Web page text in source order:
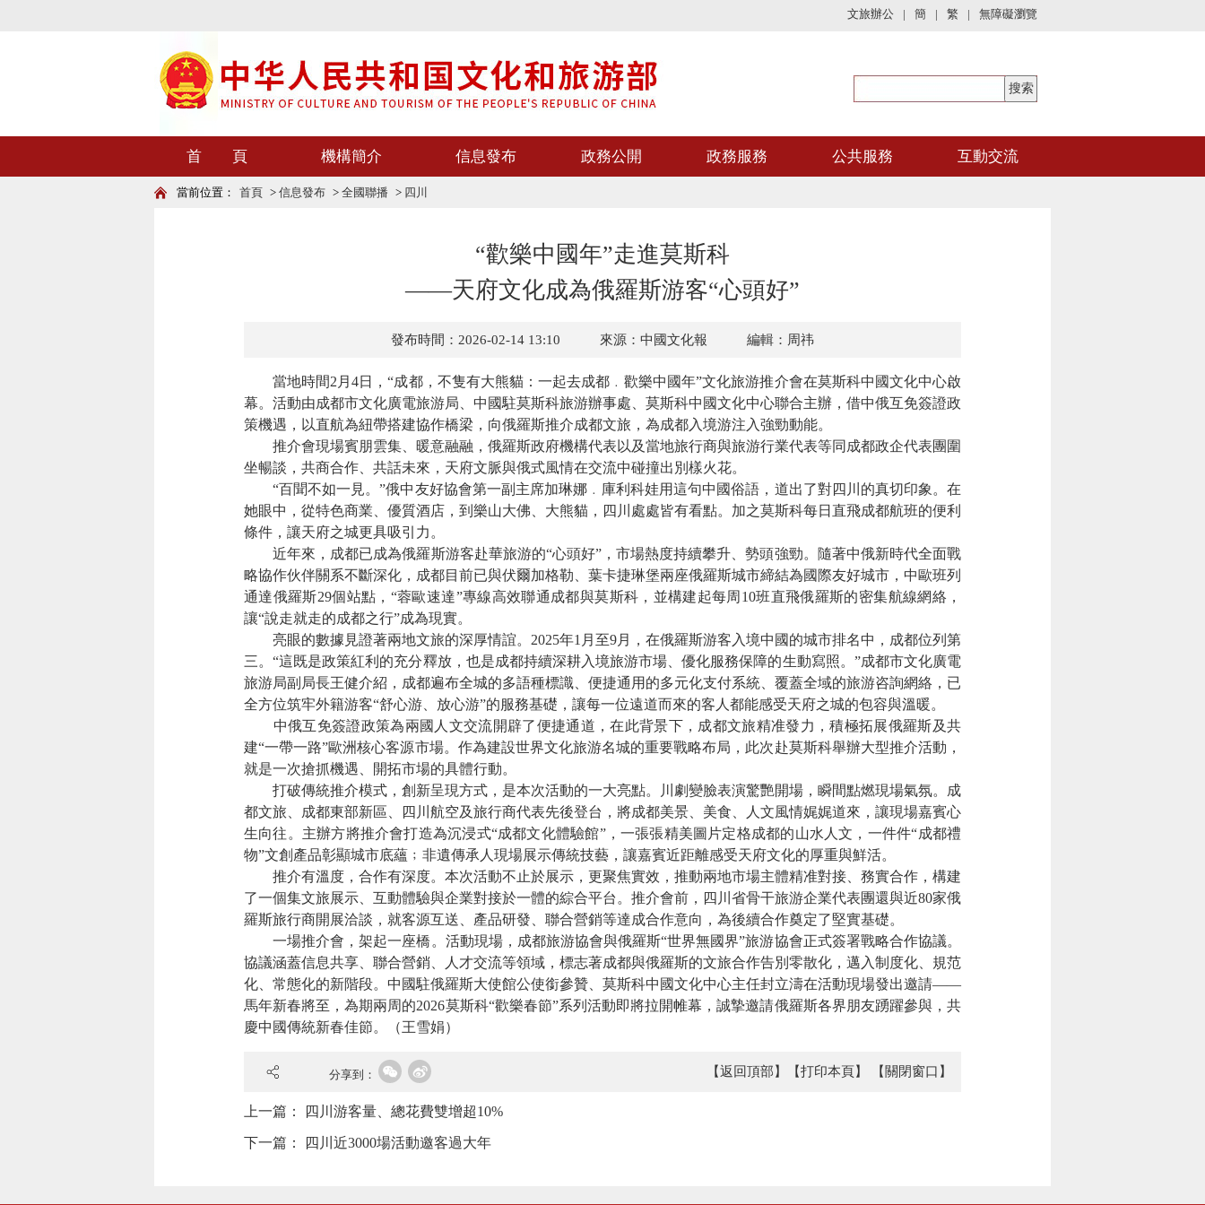
文旅辦公 | 簡 | 繁 | 無障礙瀏覽
首 頁 機構簡介 信息發布 政務公開 政務服務 公共服務 互動交流
當前位置： 首頁 > 信息發布 > 全國聯播 > 四川
“歡樂中國年”走進莫斯科
——天府文化成為俄羅斯游客“心頭好”
發布時間：2026-02-14 13:10 來源：中國文化報 編輯：周祎
當地時間2月4日，“成都，不隻有大熊貓：一起去成都﹒歡樂中國年”文化旅游推介會在莫斯科中國文化中心啟
幕。活動由成都市文化廣電旅游局、中國駐莫斯科旅游辦事處、莫斯科中國文化中心聯合主辦，借中俄互免簽證政
策機遇，以直航為紐帶搭建協作橋梁，向俄羅斯推介成都文旅，為成都入境游注入強勁動能。
推介會現場賓朋雲集、暖意融融，俄羅斯政府機構代表以及當地旅行商與旅游行業代表等同成都政企代表團圍
坐暢談，共商合作、共話未來，天府文脈與俄式風情在交流中碰撞出別樣火花。
“百聞不如一見。”俄中友好協會第一副主席加琳娜﹒庫利科娃用這句中國俗語，道出了對四川的真切印象。在
她眼中，從特色商業、優質酒店，到樂山大佛、大熊貓，四川處處皆有看點。加之莫斯科每日直飛成都航班的便利
條件，讓天府之城更具吸引力。
近年來，成都已成為俄羅斯游客赴華旅游的“心頭好”，市場熱度持續攀升、勢頭強勁。隨著中俄新時代全面戰
略協作伙伴關系不斷深化，成都目前已與伏爾加格勒、葉卡捷琳堡兩座俄羅斯城市締結為國際友好城市，中歐班列
通達俄羅斯29個站點，“蓉歐速達”專線高效聯通成都與莫斯科，並構建起每周10班直飛俄羅斯的密集航線網絡，
讓“說走就走的成都之行”成為現實。
亮眼的數據見證著兩地文旅的深厚情誼。2025年1月至9月，在俄羅斯游客入境中國的城市排名中，成都位列第
三。“這既是政策紅利的充分釋放，也是成都持續深耕入境旅游市場、優化服務保障的生動寫照。”成都市文化廣電
旅游局副局長王健介紹，成都遍布全城的多語種標識、便捷通用的多元化支付系統、覆蓋全域的旅游咨詢網絡，已
全方位筑牢外籍游客“舒心游、放心游”的服務基礎，讓每一位遠道而來的客人都能感受天府之城的包容與溫暖。
中俄互免簽證政策為兩國人文交流開辟了便捷通道，在此背景下，成都文旅精准發力，積極拓展俄羅斯及共
建“一帶一路”歐洲核心客源市場。作為建設世界文化旅游名城的重要戰略布局，此次赴莫斯科舉辦大型推介活動，
就是一次搶抓機遇、開拓市場的具體行動。
打破傳統推介模式，創新呈現方式，是本次活動的一大亮點。川劇變臉表演驚艷開場，瞬間點燃現場氣氛。成
都文旅、成都東部新區、四川航空及旅行商代表先後登台，將成都美景、美食、人文風情娓娓道來，讓現場嘉賓心
生向往。主辦方將推介會打造為沉浸式“成都文化體驗館”，一張張精美圖片定格成都的山水人文，一件件“成都禮
物”文創產品彰顯城市底蘊﹔非遺傳承人現場展示傳統技藝，讓嘉賓近距離感受天府文化的厚重與鮮活。
推介有溫度，合作有深度。本次活動不止於展示，更聚焦實效，推動兩地市場主體精准對接、務實合作，構建
了一個集文旅展示、互動體驗與企業對接於一體的綜合平台。推介會前，四川省骨干旅游企業代表團還與近80家俄
羅斯旅行商開展洽談，就客源互送、產品研發、聯合營銷等達成合作意向，為後續合作奠定了堅實基礎。
一場推介會，架起一座橋。活動現場，成都旅游協會與俄羅斯“世界無國界”旅游協會正式簽署戰略合作協議。
協議涵蓋信息共享、聯合營銷、人才交流等領域，標志著成都與俄羅斯的文旅合作告別零散化，邁入制度化、規范
化、常態化的新階段。中國駐俄羅斯大使館公使銜參贊、莫斯科中國文化中心主任封立濤在活動現場發出邀請——
馬年新春將至，為期兩周的2026莫斯科“歡樂春節”系列活動即將拉開帷幕，誠摯邀請俄羅斯各界朋友踴躍參與，共
慶中國傳統新春佳節。（王雪娟）
分享到： 【返回頂部】 【打印本頁】 【關閉窗口】
上一篇： 四川游客量、總花費雙增超10%
下一篇： 四川近3000場活動邀客過大年